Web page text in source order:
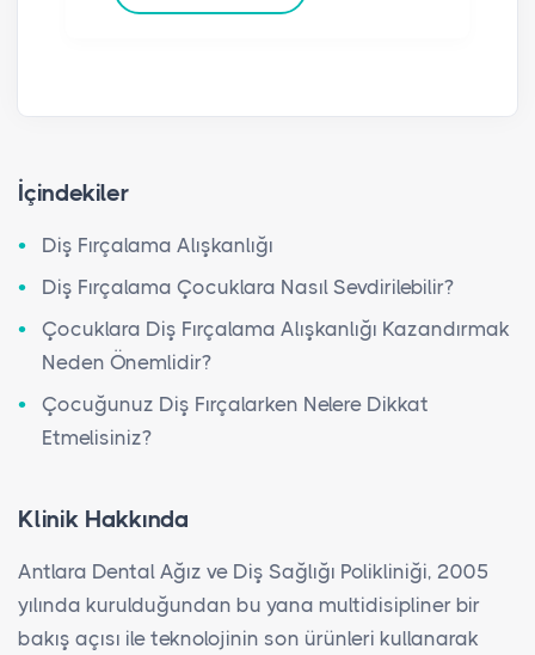
İçindekiler
Diş Fırçalama Alışkanlığı
Diş Fırçalama Çocuklara Nasıl Sevdirilebilir?
Çocuklara Diş Fırçalama Alışkanlığı Kazandırmak
Neden Önemlidir?
Çocuğunuz Diş Fırçalarken Nelere Dikkat
Etmelisiniz?
Klinik Hakkında
Antlara Dental Ağız ve Diş Sağlığı Polikliniği, 2005
yılında kurulduğundan bu yana multidisipliner bir
bakış açısı ile teknolojinin son ürünleri kullanarak